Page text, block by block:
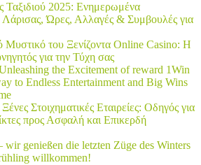
Ταξιδιού 2025: Ενημερωμένα
Ώρες, Αλλαγές & Συμβουλές για
Μυστικό του Ξενίζοντα Online Casino: Η
για την Τύχη σας
the Excitement of reward 1Win
to Endless Entertainment and Big Wins
Στοιχηματικές Εταιρείες: Οδηγός για
προς Ασφαλή και Επικερδή
wir genießen die letzten Züge des Winters
willkommen!